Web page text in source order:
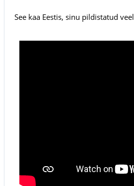
See kaa Eestis, sinu pildistatud veel